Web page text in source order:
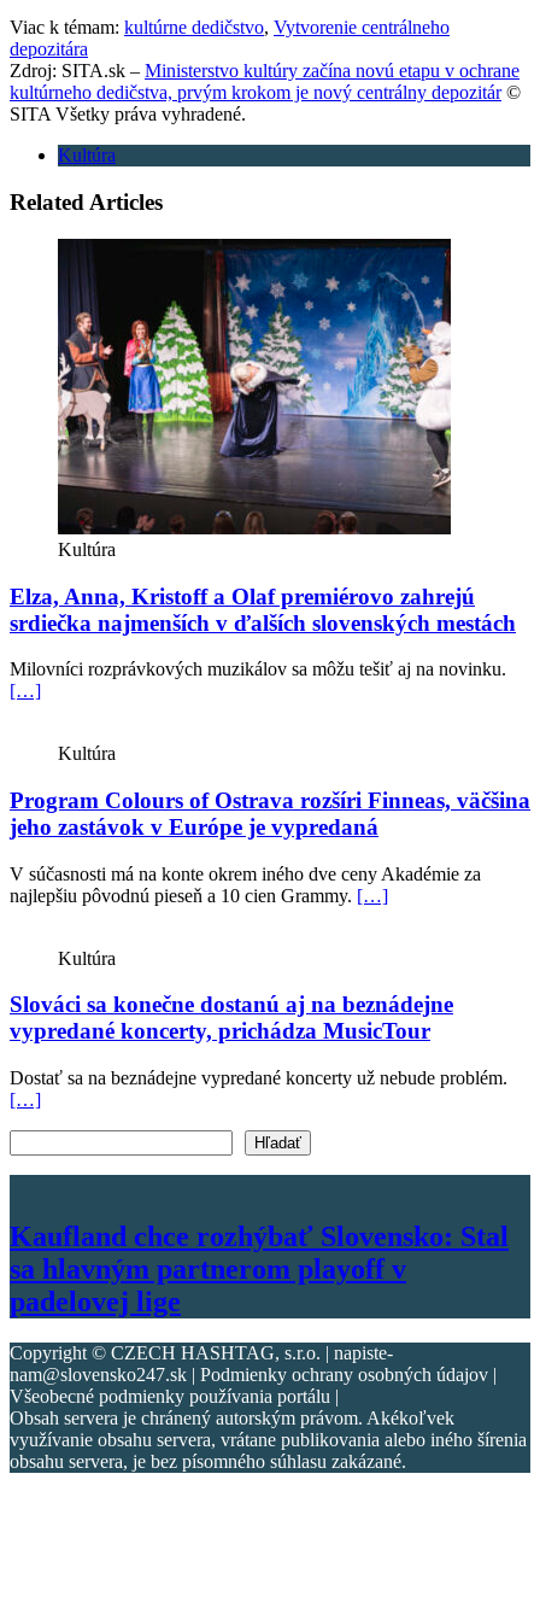
Viac k témam: kultúrne dedičstvo, Vytvorenie centrálneho
depozitára
Zdroj: SITA.sk – Ministerstvo kultúry začína novú etapu v ochrane
kultúrneho dedičstva, prvým krokom je nový centrálny depozitár©
SITA Všetky práva vyhradené.
Kultúra
Related Articles
Kultúra
Elza, Anna, Kristoff a Olaf premiérovo zahrejú
srdiečka najmenších v ďalších slovenských mestách
Milovníci rozprávkových muzikálov sa môžu tešiť aj na novinku.
[…]
Kultúra
Program Colours of Ostrava rozšíri Finneas, väčšina
jeho zastávok v Európe je vypredaná
V súčasnosti má na konte okrem iného dve ceny Akadémie za
najlepšiu pôvodnú pieseň a 10 cien Grammy. […]
Kultúra
Slováci sa konečne dostanú aj na beznádejne
vypredané koncerty, prichádza MusicTour
Dostať sa na beznádejne vypredané koncerty už nebude problém.
[…]
Hľadať
Kaufland chce rozhýbať Slovensko: Stal
sa hlavným partnerom playoff v
padelovej lige
Copyright © CZECH HASHTAG, s.r.o. | napiste-
nam@slovensko247.sk | Podmienky ochrany osobných údajov |
Všeobecné podmienky používania portálu |
Obsah servera je chránený autorským právom. Akékoľvek
využívanie obsahu servera, vrátane publikovania alebo iného šírenia
obsahu servera, je bez písomného súhlasu zakázané.